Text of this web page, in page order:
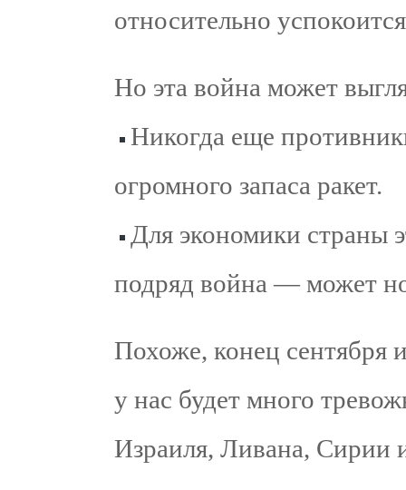
относительно
Но эта война может
Никогда еще
огромного запаса ракет.
Для экономики страны
подряд война — может
Похоже, конец сентября
у нас будет много
Израиля, Ливана, Сирии